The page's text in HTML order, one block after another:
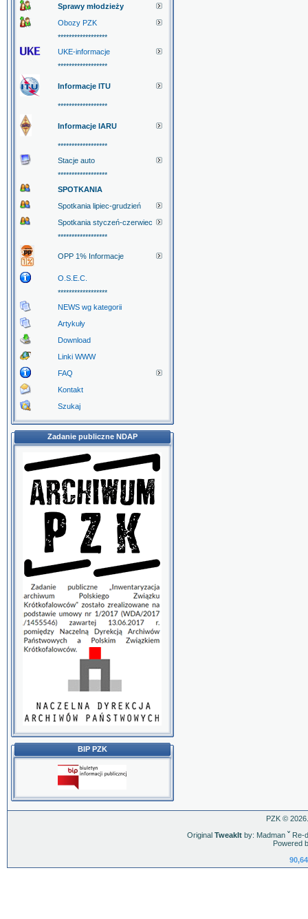
Sprawy młodzieży
Obozy PZK
******************
UKE-informacje
******************
Informacje ITU
******************
Informacje IARU
******************
Stacje auto
******************
SPOTKANIA
Spotkania lipiec-grudzień
Spotkania styczeń-czerwiec
******************
OPP 1% Informacje
O.S.E.C.
******************
NEWS wg kategorii
Artykuły
Download
Linki WWW
FAQ
Kontakt
Szukaj
Zadanie publiczne NDAP
BIP PZK
PZK ©
Original TweakItby: Madman ˇRe-
Powered